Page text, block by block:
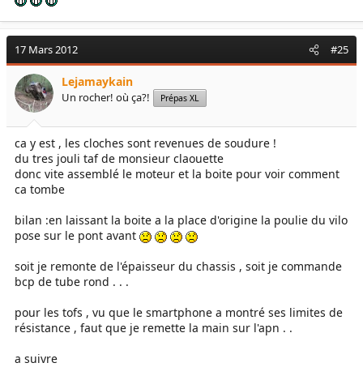
17 Mars 2012 #25
Lejamaykain
Un rocher! où ça?! Prépas XL
ca y est , les cloches sont revenues de soudure !
du tres jouli taf de monsieur claouette
donc vite assemblé le moteur et la boite pour voir comment
ca tombe
bilan :en laissant la boite a la place d'origine la poulie du vilo
pose sur le pont avant
soit je remonte de l'épaisseur du chassis , soit je commande
bcp de tube rond . . .
pour les tofs , vu que le smartphone a montré ses limites de
résistance , faut que je remette la main sur l'apn . .
a suivre